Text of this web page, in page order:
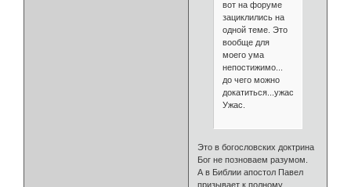
вот на форуме
зациклились на
одной теме. Это
вообще для
моего ума
непостижимо...
до чего можно
докатиться...ужас.
Ужас.
Это в богословских доктрина
Бог не позноваем разумом.
А в Библии апостол Павел
призывает к полному